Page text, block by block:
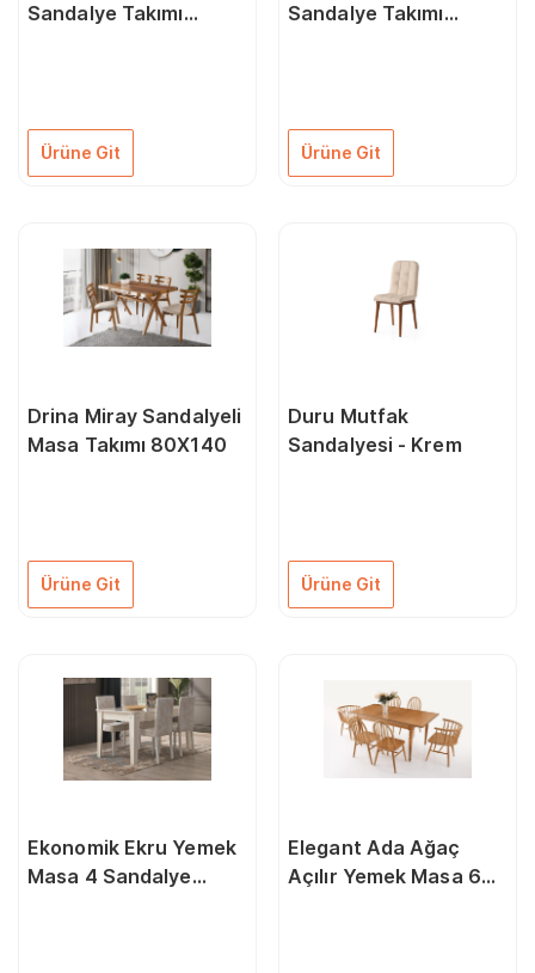
Sandalye Takımı
Ürüne Git
Sandalye Takımı
Ürüne Git
Drina Miray Sandalyeli
Masa Takımı 80X140
Ürüne Git
Duru Mutfak
Sandalyesi - Krem
Ürüne Git
Ekonomik Ekru Yemek
Masa 4 Sandalye
Elegant Ada Ağaç
Açılır Yemek Masa 6